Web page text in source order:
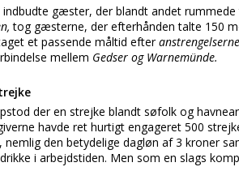
indbudte gæster, der blandt andet
tog gæsterne, der efterhånden talte 150
et passende måltid efter
mellem Gedser og Warnemünde.
der en strejke blandt søfolk og
havde ret hurtigt engageret 500
nemlig den betydelige dagløn af 3 kroner
i arbejdstiden. Men som en slags